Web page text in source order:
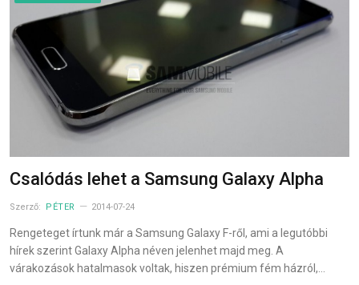
Csalódás lehet a Samsung Galaxy Alpha
Szerző: PÉTER 2014-07-24
Rengeteget írtunk már a Samsung Galaxy F-ről, ami a legutóbbi
hírek szerint Galaxy Alpha néven jelenhet majd meg. A
várakozások hatalmasok voltak, hiszen prémium fém házról,…